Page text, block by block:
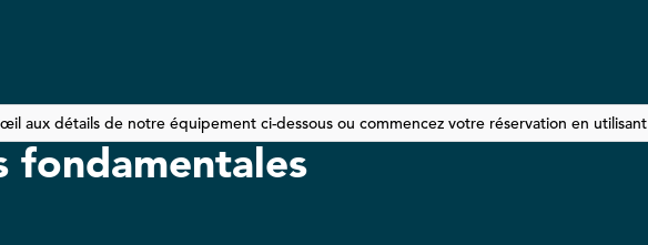
aux détails de notre équipement ci-dessous ou commencez votre réservation en
fondamentales